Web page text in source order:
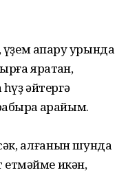
апаруҡ урында
яратҡан,
әйтергә
ҡарайым.
ҡалғанын шунда
етмәйме икән,